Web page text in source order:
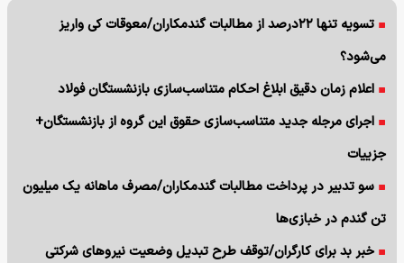
تسویه تنها ۲۲درصد از مطالبات گندمکاران/معوقات کی واریز
می‌شود؟
اعلام زمان دقیق ابلاغ احکام متناسب‌سازی بازنشستگان فولاد
اجرای مرجله جدید متناسب‌سازی حقوق این گروه از بازنشستگان+
جزییات
سو تدبیر در پرداخت مطالبات گندمکاران/مصرف ماهانه یک میلیون
تن گندم در خبازی‌ها
خبر بد برای کارگران/توقف طرح تبدیل وضعیت نیروهای شرکتی